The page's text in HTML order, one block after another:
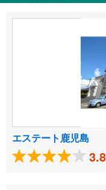
エステート鹿児島